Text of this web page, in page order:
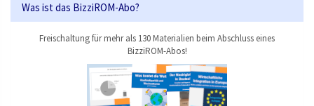
Was ist das BizziROM-Abo?
Freischaltung für mehr als 130 Materialien beim Abschluss eines
BizziROM-Abos!